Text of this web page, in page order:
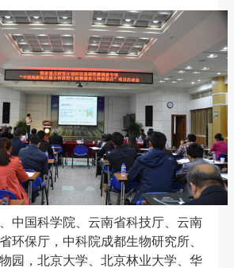
中国科学院、云南省科技厅、云南
环保厅，中科院成都生物研究所、
园，北京大学、北京林业大学、华